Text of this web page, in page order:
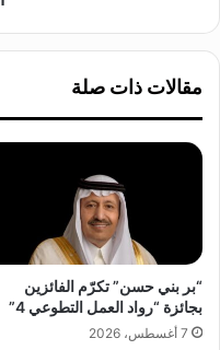
ق
و
خ
ة
ب
ا
ا
ط
و
ن
ا
مقالات ذات صلة
“بر بني حسن” تكرّم الفائزين
بجائزة “رواد العمل التطوعي 4”
7 أغسطس، 2026